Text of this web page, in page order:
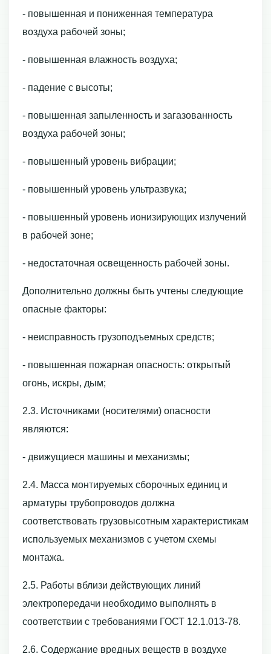
- повышенная и пониженная температура
воздуха рабочей зоны;
- повышенная влажность воздуха;
- падение с высоты;
- повышенная запыленность и загазованность
воздуха рабочей зоны;
- повышенный уровень вибрации;
- повышенный уровень ультразвука;
- повышенный уровень ионизирующих излучений
в рабочей зоне;
- недостаточная освещенность рабочей зоны.
Дополнительно должны быть учтены следующие
опасные факторы:
- неисправность грузоподъемных средств;
- повышенная пожарная опасность: открытый
огонь, искры, дым;
2.3. Источниками (носителями) опасности
являются:
- движущиеся машины и механизмы;
2.4. Масса монтируемых сборочных единиц и
арматуры трубопроводов должна
соответствовать грузовысотным характеристикам
используемых механизмов с учетом схемы
монтажа.
2.5. Работы вблизи действующих линий
электропередачи необходимо выполнять в
соответствии с требованиями ГОСТ 12.1.013-78.
2.6. Содержание вредных веществ в воздухе